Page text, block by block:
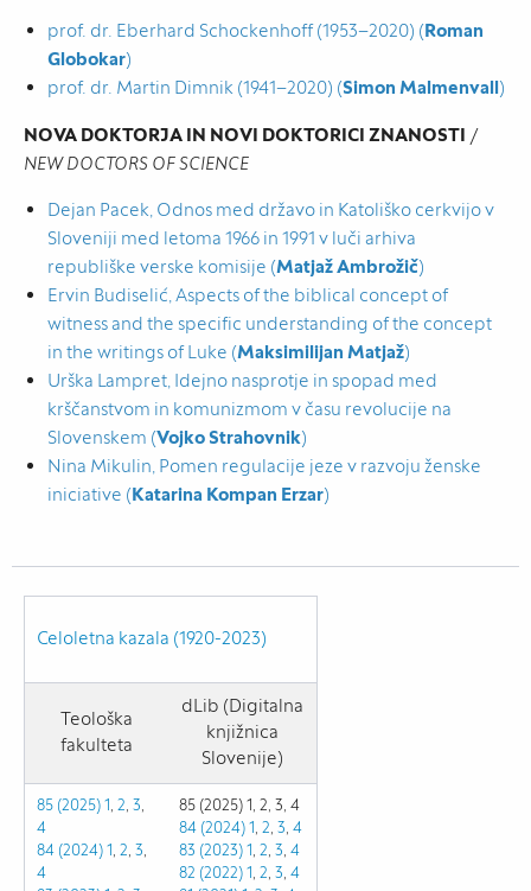
prof. dr. Eberhard Schockenhoff (1953–2020) (Roman
Globokar)
prof. dr. Martin Dimnik (1941–2020) (Simon Malmenvall)
NOVA DOKTORJA IN NOVI DOKTORICI ZNANOSTI /
NEW DOCTORS OF SCIENCE
Dejan Pacek, Odnos med državo in Katoliško cerkvijo v
Sloveniji med letoma 1966 in 1991 v luči arhiva
republiške verske komisije (Matjaž Ambrožič)
Ervin Budiselić, Aspects of the biblical concept of
witness and the specific understanding of the concept
in the writings of Luke (Maksimilijan Matjaž)
Urška Lampret, Idejno nasprotje in spopad med
krščanstvom in komunizmom v času revolucije na
Slovenskem (Vojko Strahovnik)
Nina Mikulin, Pomen regulacije jeze v razvoju ženske
iniciative (Katarina Kompan Erzar)
Celoletna kazala (1920-2023)
Teološka
fakulteta
dLib (Digitalna
knjižnica
Slovenije)
85 (2025) 1, 2, 3,
4
84 (2024) 1, 2, 3,
4
85 (2025) 1, 2, 3, 4
84 (2024) 1, 2, 3, 4
83 (2023)1, 2, 3, 4
82 (2022)1, 2, 3, 4